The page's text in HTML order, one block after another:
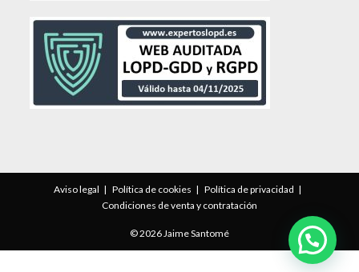
Aviso legal Política de cookies
Política de privacidad
Condiciones de venta y contratación
© 2026 Jaime Santomé